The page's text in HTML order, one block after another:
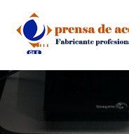
content